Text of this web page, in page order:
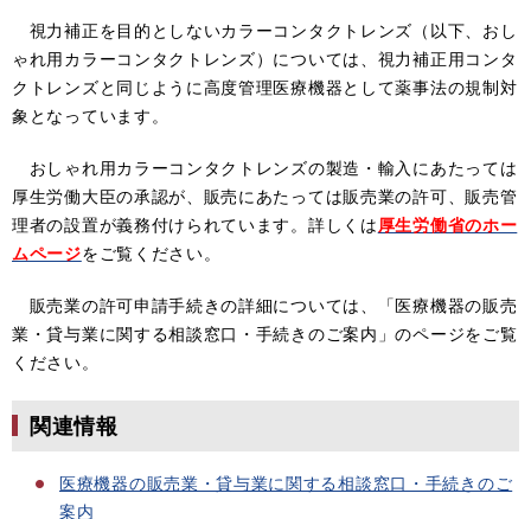
視力補正を目的としないカラーコンタクトレンズ（以下、おし
ゃれ用カラーコンタクトレンズ）については、視力補正用コンタ
クトレンズと同じように高度管理医療機器として薬事法の規制対
象となっています。
おしゃれ用カラーコンタクトレンズの製造・輸入にあたっては
厚生労働大臣の承認が、販売にあたっては販売業の許可、販売管
理者の設置が義務付けられています。詳しくは厚生労働省のホー
ムページをご覧ください。
販売業の許可申請手続きの詳細については、「医療機器の販売
業・貸与業に関する相談窓口・手続きのご案内」のページをご覧
ください。
関連情報
医療機器の販売業・貸与業に関する相談窓口・手続きのご
案内